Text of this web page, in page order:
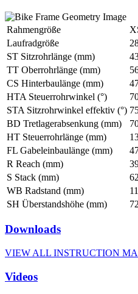
Rahmengröße
Laufradgröße
ST Sitzrohrlänge (mm)
TT Oberrohrlänge (mm)
CS Hinterbaulänge (mm)
HTA Steuerrohrwinkel (°)
STA Sitzrohrwinkel effektiv (°)
BD Tretlagerabsenkung (mm)
HT Steuerrohrlänge (mm)
FL Gabeleinbaulänge (mm)
R Reach (mm)
S Stack (mm)
WB Radstand (mm)
SH Überstandshöhe (mm)
Downloads
VIEW ALL INSTRUCTION
Videos